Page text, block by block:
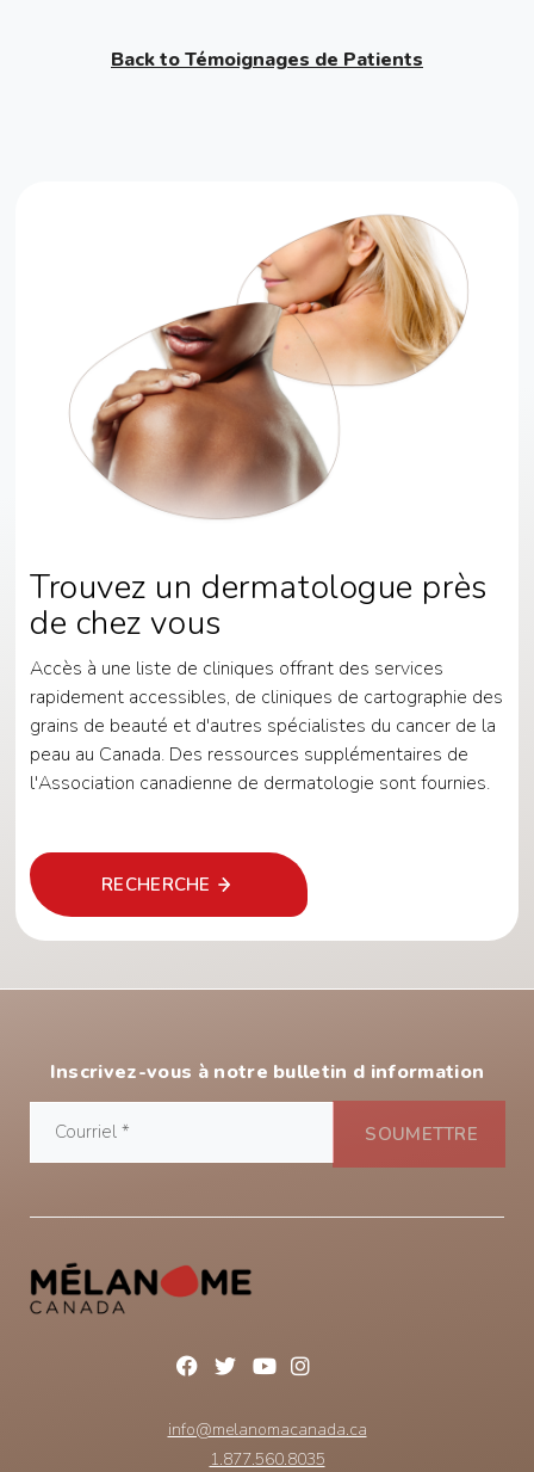
Back to Témoignages de Patients
Trouvez un dermatologue près
de chez vous
Accès à une liste de cliniques offrant des services
rapidement accessibles, de cliniques de cartographie des
grains de beauté et d'autres spécialistes du cancer de la
peau au Canada. Des ressources supplémentaires de
l'Association canadienne de dermatologie sont fournies.
RECHERCHE
Inscrivez-vous à notre bulletin d information
info@melanomacanada.ca
1.877.560.8035